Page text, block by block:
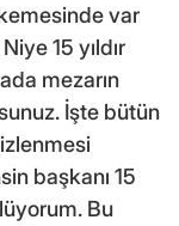
var
15 yıldır
mezarın
İşte bütün
başkanı 15
Bu